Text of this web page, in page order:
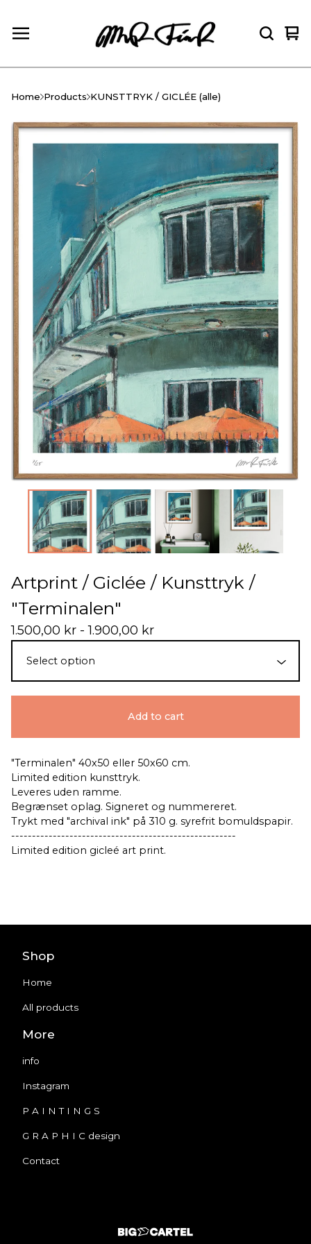
0
Home Products KUNSTTRYK / GICLÉE (alle)
Artprint / Giclée / Kunsttryk /
"Terminalen"
1.500,00 kr - 1.900,00 kr
Add to cart
"Terminalen" 40x50 eller 50x60 cm.
Limited edition kunsttryk.
Leveres uden ramme.
Begrænset oplag. Signeret og nummereret.
Trykt med "archival ink" på 310 g. syrefrit bomuldspapir.
------------------------------------------------------
Limited edition gicleé art print.
Shop
Home
All products
More
info
Instagram
P A I N T I N G S
G R A P H I C design
Contact